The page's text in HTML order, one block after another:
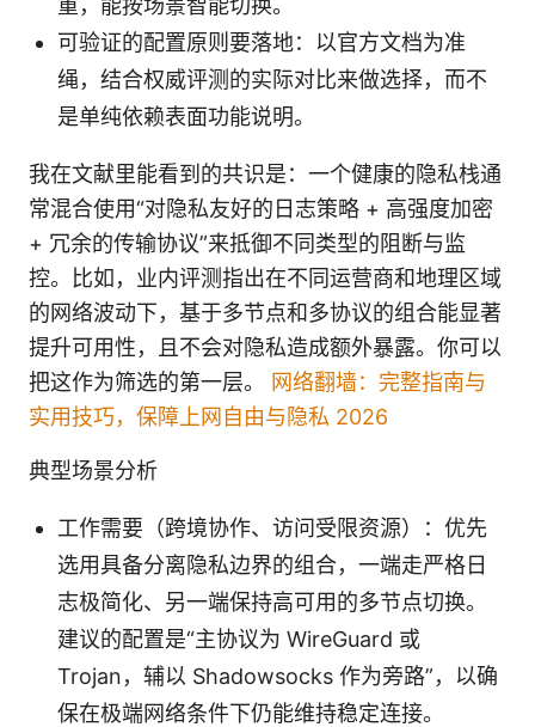
可验证的配置原则要落地：以官方文档为准
绳，结合权威评测的实际对比来做选择，而不
是单纯依赖表面功能说明。
我在文献里能看到的共识是：一个健康的隐私栈通
常混合使用“对隐私友好的日志策略 + 高强度加密
+ 冗余的传输协议”来抵御不同类型的阻断与监
控。比如，业内评测指出在不同运营商和地理区域
的网络波动下，基于多节点和多协议的组合能显著
提升可用性，且不会对隐私造成额外暴露。你可以
把这作为筛选的第一层。 网络翻墙：完整指南与
实用技巧，保障上网自由与隐私 2026
典型场景分析
工作需要（跨境协作、访问受限资源）：优先
选用具备分离隐私边界的组合，一端走严格日
志极简化、另一端保持高可用的多节点切换。
建议的配置是“主协议为 WireGuard 或
Trojan，辅以 Shadowsocks 作为旁路”，以确
保在极端网络条件下仍能维持稳定连接。